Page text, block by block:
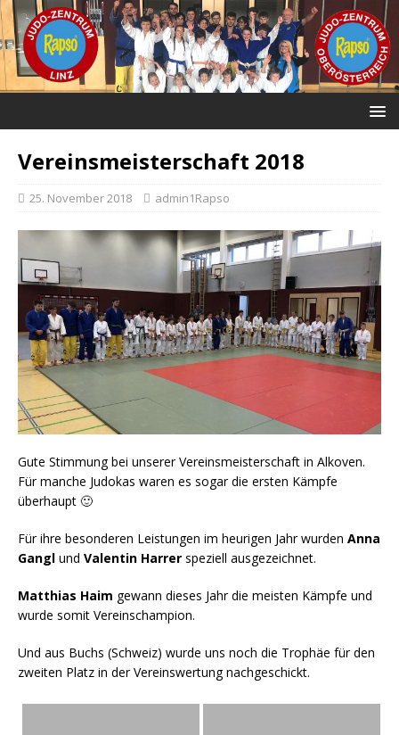
Vereinsmeisterschaft 2018
25. November 2018 admin1Rapso
Gute Stimmung bei unserer Vereinsmeisterschaft in Alkoven.
Für manche Judokas waren es sogar die ersten Kämpfe
überhaupt 🙂
Für ihre besonderen Leistungen im heurigen Jahr wurden Anna
Gangl und Valentin Harrer speziell ausgezeichnet.
Matthias Haim gewann dieses Jahr die meisten Kämpfe und
wurde somit Vereinschampion.
Und aus Buchs (Schweiz) wurde uns noch die Trophäe für den
zweiten Platz in der Vereinswertung nachgeschickt.